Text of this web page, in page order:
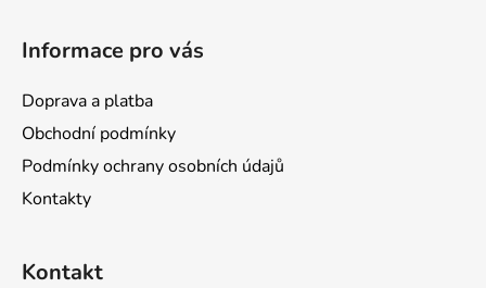
Informace pro vás
Doprava a platba
Obchodní podmínky
Podmínky ochrany osobních údajů
Kontakty
Kontakt